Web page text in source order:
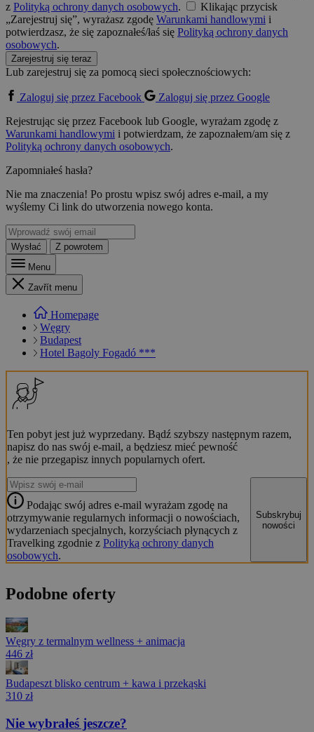
z Polityką ochrony danych osobowych.
Klikając przycisk
„Zarejestruj się”, wyrażasz zgodę Warunkami handlowymi i
potwierdzasz, że się zapoznałeś/łaś się Polityką ochrony danych
osobowych.
Zarejestruj się teraz
Lub zarejestruj się za pomocą sieci społecznościowych:
Zaloguj się przez Facebook
Zaloguj się przez Google
Rejestrując się przez Facebook lub Google, wyrażam zgodę z
Warunkami handlowymi i potwierdzam, że zapoznałem/am się z
Polityką ochrony danych osobowych.
Zapomniałeś hasła?
Nie ma znaczenia! Po prostu wpisz swój adres e-mail, a my
wyślemy Ci link do utworzenia nowego konta.
Wysłać
Z powrotem
Menu
Zavřít menu
Homepage
Węgry
Budapest
Hotel Bagoly Fogadó ***
Ten pobyt jest już wyprzedany. Bądź szybszy następnym razem,
napisz do nas swój e-mail, a będziesz mieć pewność
, że nie przegapisz innych popularnych ofert.
Podając swój adres e-mail wyrażam zgodę na
otrzymywanie regularnych informacji o nowościach,
wydarzeniach specjalnych, korzyściach płynących z
Travelking zgodnie z Polityką ochrony danych
osobowych.
Subskrybuj
nowości
Podobne oferty
Węgry z termalnym wellness + animacja
446 zł
Budapeszt blisko centrum + kawa i przekąski
310 zł
Nie wybrałeś jeszcze?